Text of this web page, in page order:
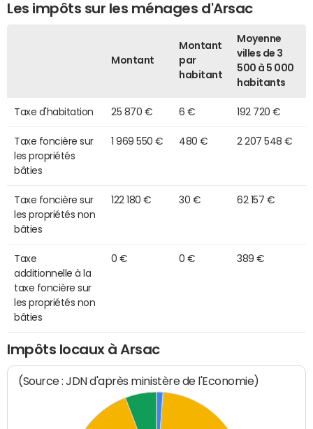
Les impôts sur les ménages d'Arsac
Montant
Montant
par
habitant
Moyenne
villes de 3
500 à 5 000
habitants
Taxe d'habitation 25 870 € 6 € 192 720 €
Taxe foncière sur
les propriétés
bâties
1 969 550 € 480 € 2 207 548 €
Taxe foncière sur
les propriétés non
bâties
122 180 € 30 € 62 157 €
Taxe
additionnelle à la
taxe foncière sur
les propriétés non
bâties
0 € 0 € 389 €
Impôts locaux à Arsac
(Source : JDN d'après ministère de l'Economie)